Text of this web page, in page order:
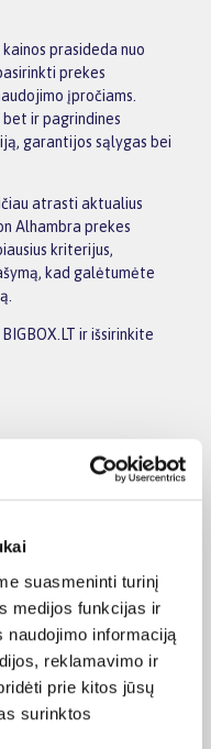
suasmeninti turinį
medijos funkcijas ir
naudojimo informaciją
reklamavimo ir
prie kitos jūsų
surinktos
prasideda nuo
prekes
įpročiams.
ir pagrindines
garantijos sąlygas bei
atrasti aktualius
Alhambra prekes
kriterijus,
kad galėtumėte
ir išsirinkite
apie prekes
esu girdėjęs, tad užsakiau